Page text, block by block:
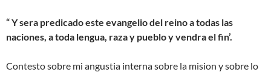
“ Y sera predicado este evangelio del reino a todas las
naciones, a toda lengua, raza y pueblo y vendra el fin’.
Contesto sobre mi angustia interna sobre la mision y sobre lo